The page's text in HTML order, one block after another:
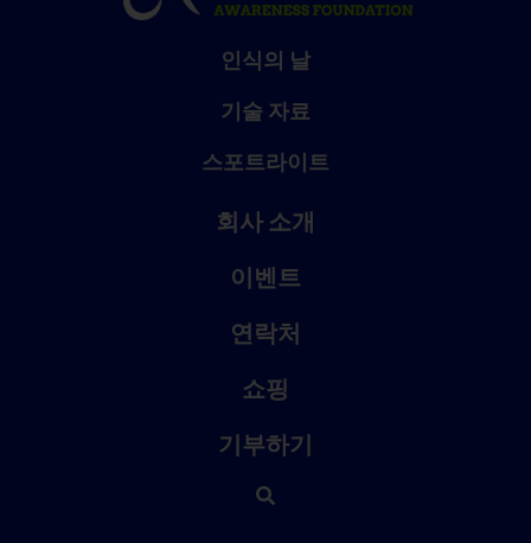
인식의 날
기술 자료
스포트라이트
회사 소개
이벤트
연락처
쇼핑
기부하기